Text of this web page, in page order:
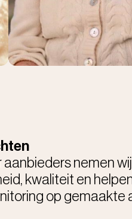
nemen
kwaliteit en
op gemaakte